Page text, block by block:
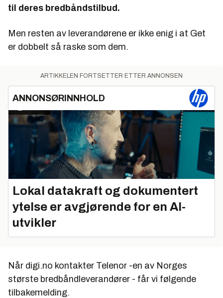
til deres bredbåndstilbud.
Men resten av leverandørene er ikke enig i at Get
er dobbelt så raske som dem.
ARTIKKELEN FORTSETTER ETTER ANNONSEN
ANNONSØRINNHOLD
Lokal datakraft og dokumentert
ytelse er avgjørende for en AI-
utvikler
Når digi.no kontakter Telenor -en av Norges
største bredbåndleverandører - får vi følgende
tilbakemelding.